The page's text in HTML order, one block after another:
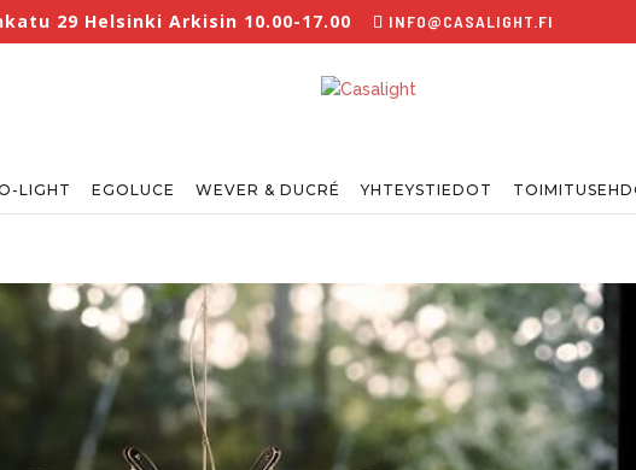
29 Helsinki Arkisin 10.00-17.00 INFO@CASALIGHT.FI
LIGHT EGOLUCE WEVER & DUCRÉ YHTEYSTIEDOT